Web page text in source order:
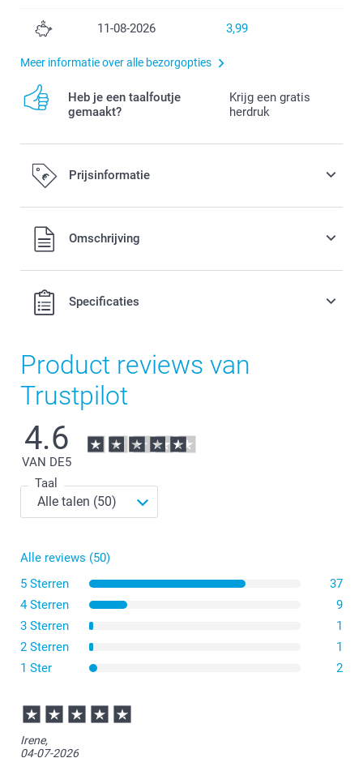
11-08-2026 3,99
Meer informatie over alle bezorgopties
Heb je een taalfoutje
gemaakt?
Krijg een gratis
herdruk
Prijsinformatie
Alle prijzen zijn in EURO (€) inclusief BTW en exclusief
verzendkosten.Omschrijving
Specificaties
Product reviews van
Trustpilot
4.6
VAN DE5
Taal
Alle reviews (50)
5 Sterren
37
4 Sterren
9
3 Sterren
1
2 Sterren
1
1 Ster
2
Irene,
04-07-2026